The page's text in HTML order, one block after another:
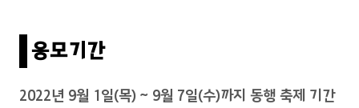
응모기간
2022년 9월 1일(목) ~ 9월 7일(수)까지 동행 축제 기간